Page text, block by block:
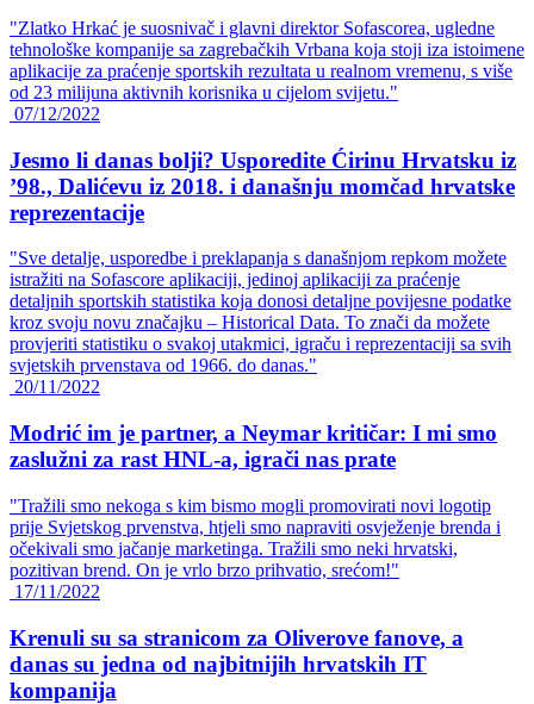
"Zlatko Hrkać je suosnivač i glavni direktor Sofascorea, ugledne
tehnološke kompanije sa zagrebačkih Vrbana koja stoji iza istoimene
aplikacije za praćenje sportskih rezultata u realnom vremenu, s više
od 23 milijuna aktivnih korisnika u cijelom svijetu."
07/12/2022
Jesmo li danas bolji? Usporedite Ćirinu Hrvatsku iz
’98., Dalićevu iz 2018. i današnju momčad hrvatske
reprezentacije
"Sve detalje, usporedbe i preklapanja s današnjom repkom možete
istražiti na Sofascore aplikaciji, jedinoj aplikaciji za praćenje
detaljnih sportskih statistika koja donosi detaljne povijesne podatke
kroz svoju novu značajku – Historical Data. To znači da možete
provjeriti statistiku o svakoj utakmici, igraču i reprezentaciji sa svih
svjetskih prvenstava od 1966. do danas."
20/11/2022
Modrić im je partner, a Neymar kritičar: I mi smo
zaslužni za rast HNL-a, igrači nas prate
"Tražili smo nekoga s kim bismo mogli promovirati novi logotip
prije Svjetskog prvenstva, htjeli smo napraviti osvježenje brenda i
očekivali smo jačanje marketinga. Tražili smo neki hrvatski,
pozitivan brend. On je vrlo brzo prihvatio, srećom!"
17/11/2022
Krenuli su sa stranicom za Oliverove fanove, a
danas su jedna od najbitnijih hrvatskih IT
kompanija